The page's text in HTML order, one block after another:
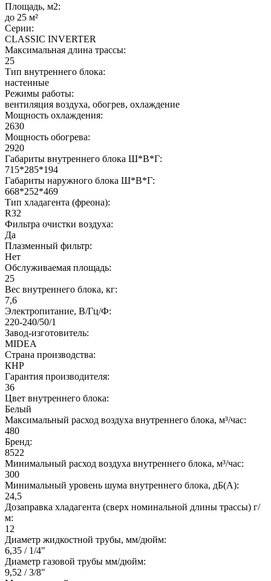
Площадь, м2:
до 25 м²
Серии:
CLASSIC INVERTER
Максимальная длина трассы:
25
Тип внутреннего блока:
настенные
Режимы работы:
вентиляция воздуха, обогрев, охлаждение
Мощность охлаждения:
2630
Мощность обогрева:
2920
Габариты внутреннего блока Ш*В*Г:
715*285*194
Габариты наружного блока Ш*В*Г:
668*252*469
Тип хладагента (фреона):
R32
Фильтра очистки воздуха:
Да
Плазменный фильтр:
Нет
Обслуживаемая площадь:
25
Вес внутреннего блока, кг:
7,6
Электропитание, В/Гц/Ф:
220-240/50/1
Завод-изготовитель:
MIDEA
Страна производства:
КНР
Гарантия производителя:
36
Цвет внутреннего блока:
Белый
Максимальный расход воздуха внутреннего блока, м³/час:
480
Бренд:
8522
Минимальный расход воздуха внутреннего блока, м³/час:
300
Минимальный уровень шума внутреннего блока, дБ(А):
24,5
Дозаправка хладагента (сверх номинальной длины трассы) г/
м:
12
Диаметр жидкостной трубы, мм/дюйм:
6,35 / 1/4"
Диаметр газовой трубы мм/дюйм:
9,52 / 3/8"